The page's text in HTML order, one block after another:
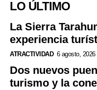
LO ÚLTIMO
La Sierra
experiencia
ATRACTIVIDAD 6 agosto, 2026
Dos nuevos
turismo y la